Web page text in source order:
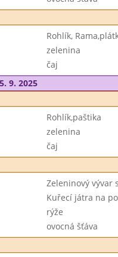
Rohlík,
zelenina
čaj
9. 2025
Rohlík,paštika
zelenina
čaj
Zeleninový vývar
Kuřecí játra na
rýže
ovocná šťáva